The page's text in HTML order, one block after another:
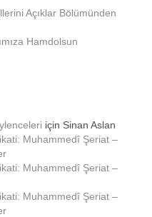
Açıklar Bölümünden
Hamdolsun
için Sinan Aslan
Muhammedî Şeriat –
Muhammedî Şeriat –
Muhammedî Şeriat –